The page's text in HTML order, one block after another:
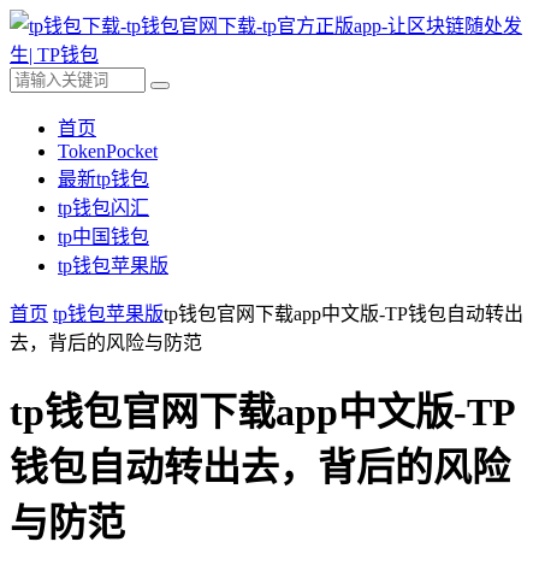
首页
TokenPocket
最新tp钱包
tp钱包闪汇
tp中国钱包
tp钱包苹果版
首页 tp钱包苹果版tp钱包官网下载app中文版-TP钱包自动转出
去，背后的风险与防范
tp钱包官网下载app中文版-TP
钱包自动转出去，背后的风险
与防范